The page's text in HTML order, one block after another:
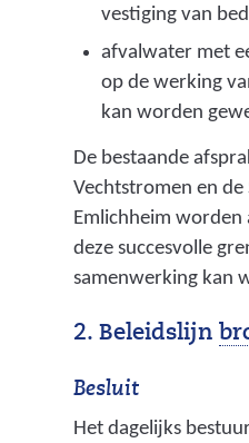
vestiging van
afvalwater met
op de werking
kan worden
De bestaande
Vechtstromen en de
Emlichheim worden
deze succesvolle
samenwerking kan
2. Beleidslijn
Besluit
Het dagelijks